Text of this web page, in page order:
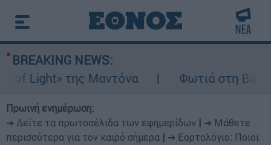
BREAKING NEWS:
της Μαντόνα
Φωτιά στη Βοιωτία:
Πρωινή ενημέρωση:
➔ Δείτε τα πρωτοσέλιδα των εφημερίδων
➔ Μάθετε
περισσότερα για τον καιρό σήμερα
➔ Εορτολόγιο: Ποιοι